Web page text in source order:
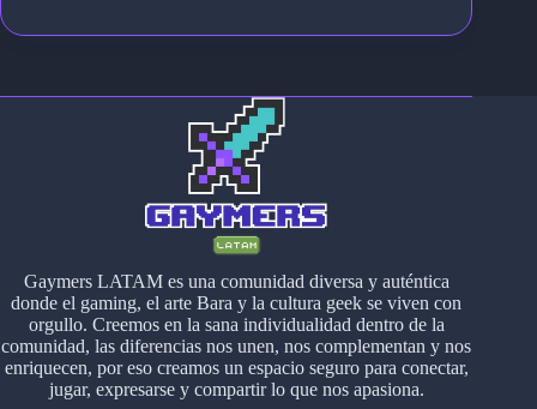
Gaymers LATAM es una comunidad diversa y auténtica
donde el gaming, el arte Bara y la cultura geek se viven con
orgullo. Creemos en la sana individualidad dentro de la
comunidad, las diferencias nos unen, nos complementan y nos
enriquecen, por eso creamos un espacio seguro para conectar,
jugar, expresarse y compartir lo que nos apasiona.